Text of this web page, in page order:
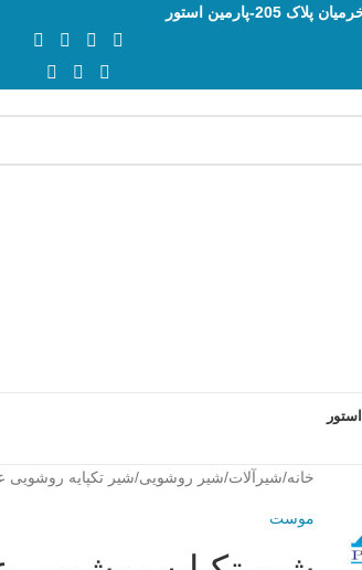
استور
خانه شیرآلات شیر روشویی شیر تکپایه روشویی
موست